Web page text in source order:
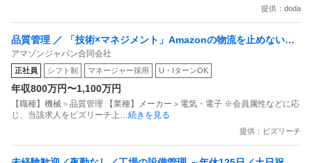
提供：doda
品質管理 ／ 「技術×マネジメント」Amazonの物流を止めない／
その技術と誇りを武器に顧客に貢献する／物流設備メンテナンス
エリアマネージャー（Site Maintenance Area Manager）
アマゾンジャパン合同会社
正社員 シフト制 マネージャー採用 U・IターンOK
年収800万円〜1,100万円
【職種】機械＞品質管理 【業種】メーカー＞電気・電子 ※会員属性などに応
じ、当該求人をビズリーチ上…続きを見る
提供：ビズリーチ